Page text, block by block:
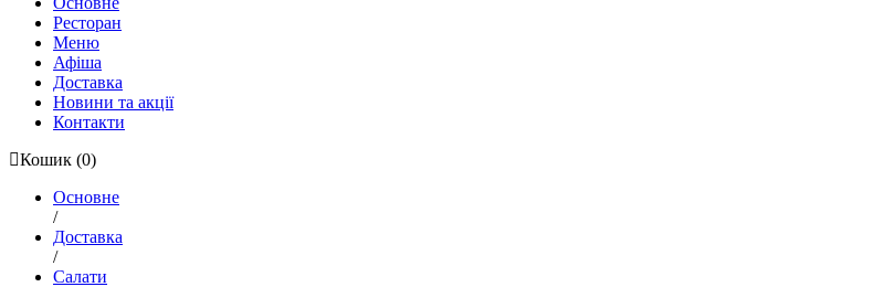
Ресторан
Меню
Афіша
Доставка
Новини та акції
Контакти
Кошик (0)
Основне
/
Доставка
/
Салати